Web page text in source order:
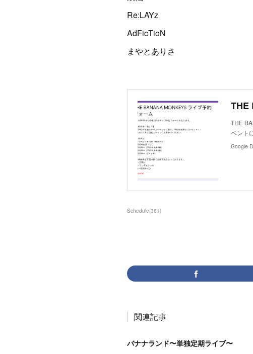
Re:LAYz
AdFicTioN
まやとありさ
THE
THE
ベント
Google
Schedule(361)
関連記事
バナナランド〜単独定期ライブ〜